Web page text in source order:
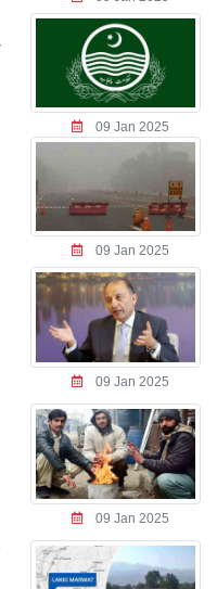
09 Jan 2025
09 Jan 2025
09 Jan 2025
09 Jan 2025